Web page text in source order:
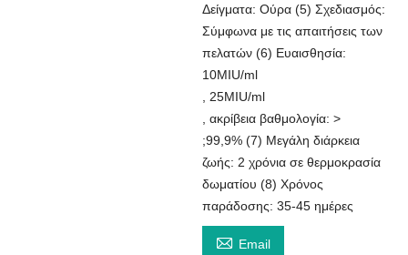
Δείγματα: Ούρα (5) Σχεδιασμός:
Σύμφωνα με τις απαιτήσεις των
πελατών (6) Ευαισθησία:
10MIU/ml
, 25MIU/ml
, ακρίβεια βαθμολογία: >
;99,9% (7) Μεγάλη διάρκεια
ζωής: 2 χρόνια σε θερμοκρασία
δωματίου (8) Χρόνος
παράδοσης: 35-45 ημέρες
 Email